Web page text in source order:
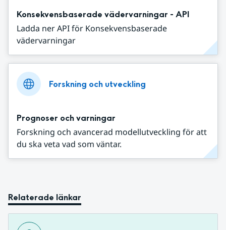
Konsekvensbaserade vädervarningar - API
Ladda ner API för Konsekvensbaserade
vädervarningar
Forskning och utveckling
Prognoser och varningar
Forskning och avancerad modellutveckling för att
du ska veta vad som väntar.
Relaterade länkar